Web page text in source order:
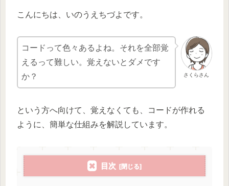
こんにちは、いのうえちづよです。
さくらさん
コードって色々あるよね。それを全部覚
えるって難しい。覚えないとダメです
か？
という方へ向けて、覚えなくても、コードが作れる
ように、簡単な仕組みを解説しています。
目次